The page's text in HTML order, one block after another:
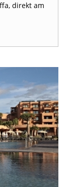
direkt am